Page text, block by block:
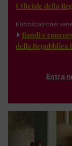
Ufficiale della
Pubblicazione:
Bandi e
della Repubblica
Entra